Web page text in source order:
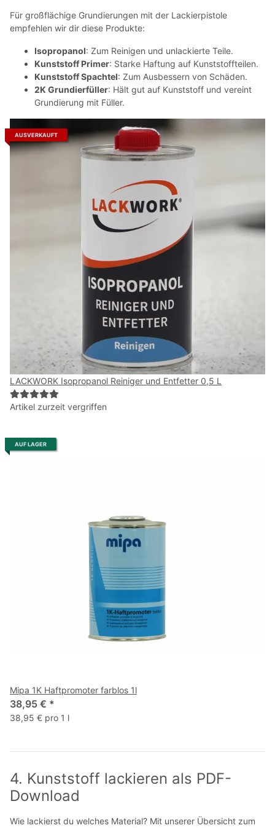
Für großflächige Grundierungen mit der Lackierpistole
empfehlen wir dir diese Produkte:
Isopropanol: Zum Reinigen und unlackierte Teile.
Kunststoff Primer: Starke Haftung auf Kunststoffteilen.
Kunststoff Spachtel: Zum Ausbessern von Schäden.
2K Grundierfüller: Hält gut auf Kunststoff und vereint
Grundierung mit Füller.
AUSVERKAUFT
LACKWORK Isopropanol Reiniger und Entfetter 0,5 L
Artikel zurzeit vergriffen
AUF LAGER
Mipa 1K Haftpromoter farblos 1l
38,95 € *
38,95 € pro 1 l
4. Kunststoff lackieren als PDF-
Download
Wie lackierst du welches Material? Mit unserer Übersicht zum